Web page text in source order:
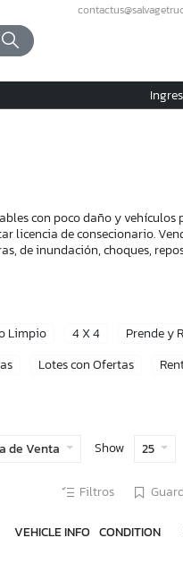
con poco daño y
licencia de consecionario.
de inundación, choques,
Limpio 4 X 4
Prende y
Lotes con Ofertas
de Venta Show 25
Filtros
VEHICLE INFO CONDITION